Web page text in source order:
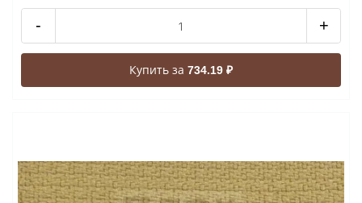
- +
Купить за 734.19 ₽